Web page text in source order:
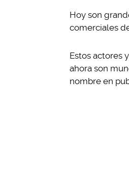
Hoy son
comerciales
Estos actores
ahora son
nombre en